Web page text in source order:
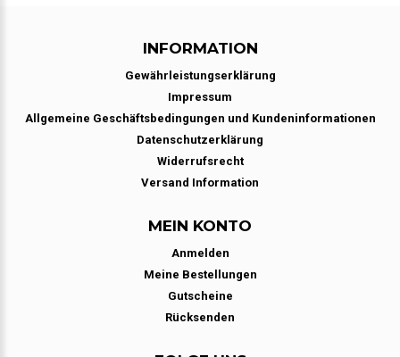
INFORMATION
Gewährleistungserklärung
Impressum
Allgemeine Geschäftsbedingungen und Kundeninformationen
Datenschutzerklärung
Widerrufsrecht
Versand Information
MEIN KONTO
Anmelden
Meine Bestellungen
Gutscheine
Rücksenden